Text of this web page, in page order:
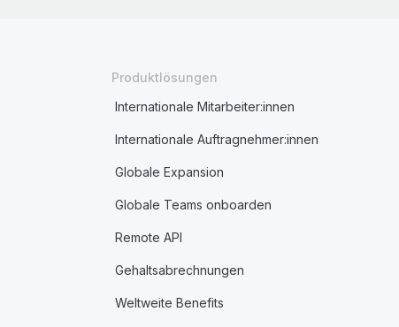
Produktlösungen
Internationale Mitarbeiter:innen
Internationale Auftragnehmer:innen
Globale Expansion
Globale Teams onboarden
Remote API
Gehaltsabrechnungen
Weltweite Benefits